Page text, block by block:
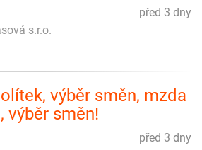
před 3 dny
s.r.o.
výběr směn, mzda
výběr směn!
před 3 dny